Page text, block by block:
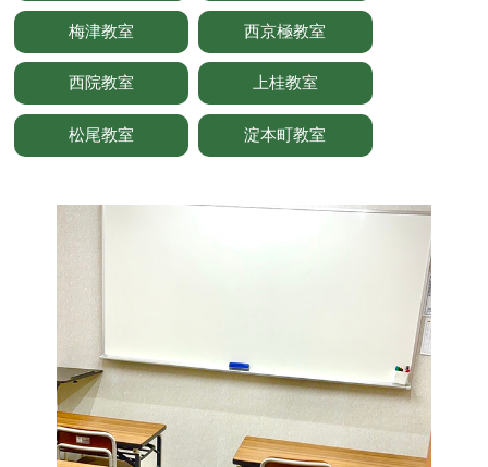
梅津教室 西京極教室
西院教室 上桂教室
松尾教室 淀本町教室